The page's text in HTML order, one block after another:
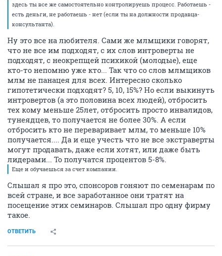
здесь ты все же самостоятельно контролируешь процесс. Работаешь -
есть деньги, не работаешь - нет (если ты на должности продавца-
консультанта).
Ну это все на любителя. Сами же млмщики говорят,
что не все им подходят, с их слов интроверты не
подходят, с неокрепщей психикой (молодые), еще
кто-то непомню уже кто... Так что со слов млмщиков
млм не панацея для всех. Интересно сколько
гипотетически подходят? 5, 10, 15%? Но если выкинуть
интровертов (а это половина всех людей), отбросить
тех кому меньше 25лет, отбросить просто инвалидов,
тунеядцев, то получается не более 30%. А если
отбросить кто не переваривает млм, то меньше 10%
получается.... Да и еще учесть что не все экстраверты
могут продавать, даже если хотят, или даже быть
лидерами... То получатся процентов 5-8%.
Еще и обучаешься за счет компании.
Слышал я про это, спонсоров гоняют по семенарам по
всей стране, и все заработанное они тратят на
посещение этих семинаров. Слышал про одну фирму
такое.
ОТВЕТИТЬ